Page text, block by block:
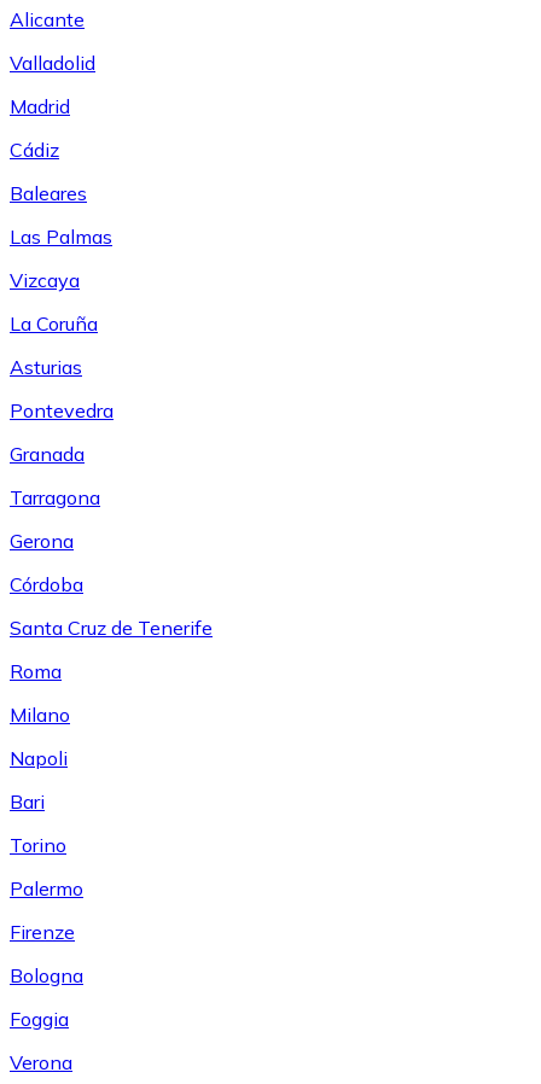
Alicante
Valladolid
Madrid
Cádiz
Baleares
Las Palmas
Vizcaya
La Coruña
Asturias
Pontevedra
Granada
Tarragona
Gerona
Córdoba
Santa Cruz de Tenerife
Roma
Milano
Napoli
Bari
Torino
Palermo
Firenze
Bologna
Foggia
Verona